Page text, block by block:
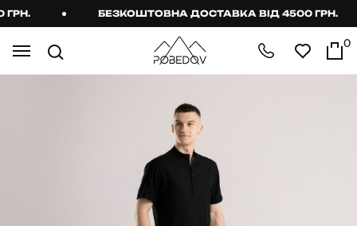
БЕЗКОШТОВНА ДОСТАВКА ВІД 4500 ГРН.
0